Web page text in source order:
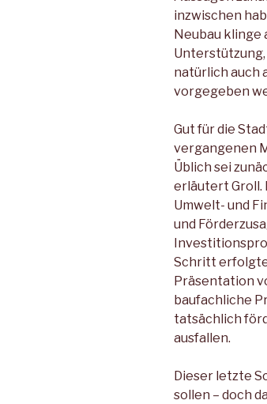
inzwischen
Neubau klinge
Unterstützung,
natürlich auch
vorgegeben
Gut für die
vergangenen
Üblich sei
erläutert Groll.
Umwelt- und
und
Schritt
Präsentation
baufachliche
tatsächlich
ausfallen.
Dieser letzte
sollen – doch